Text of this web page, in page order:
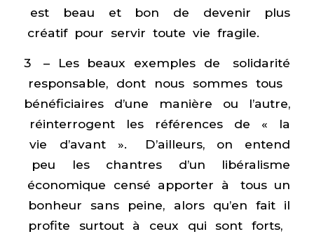
est beau et bon de devenir plus
créatif pour servir toute vie fragile.
3 – Les beaux exemples de solidarité
responsable, dont nous sommes tous
bénéficiaires d’une manière ou l’autre,
réinterrogent les références de « la
vie d’avant ». D’ailleurs, on entend
peu les chantres d’un libéralisme
économique censé apporter à tous un
bonheur sans peine, alors qu’en fait il
profite surtout à ceux qui sont forts,